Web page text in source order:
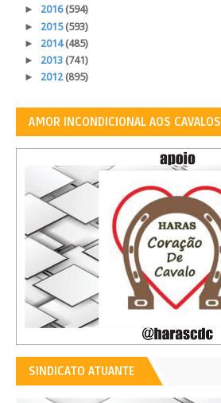
► 2016(594)
► 2015(593)
► 2014(485)
► 2013 (741)
► 2012(895)
AMOR INCONDICIONAL AOS CAVALOS
SINDICATO ATUANTE